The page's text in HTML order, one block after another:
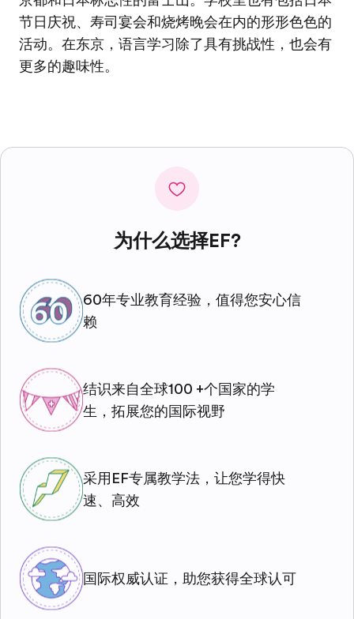
节日庆祝、寿司宴会和烧烤晚会在内的形形色色的
活动。在东京，语言学习除了具有挑战性，也会有
更多的趣味性。
为什么选择EF?
60年专业教育经验，值得您安心信
赖
结识来自全球100 +个国家的学
生，拓展您的国际视野
采用EF专属教学法，让您学得快
速、高效
国际权威认证，助您获得全球认可